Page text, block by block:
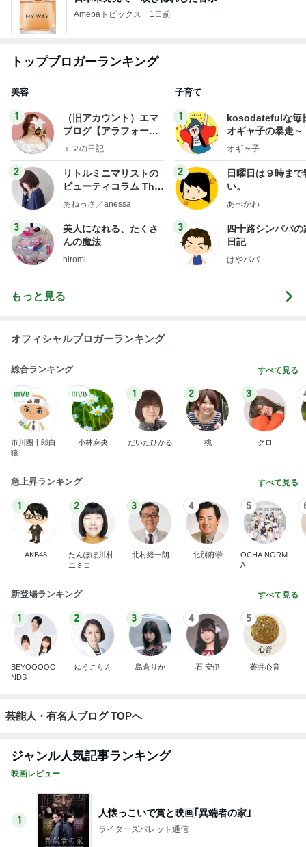
Amebaトピックス 1日前
トップブロガーランキング
美容
1
（旧アカウント）エマ
ブログ【アラフォー会
社売却セカンドライ
エマの日記
2
リトルミニマリストの
ビューティコラム The
little minimalist's bea
あねっさ／anessa
3
美人になれる、たくさ
んの魔法
hiromi
子育て
1
kosodatefulな毎
オギャ子の暴走～
オギャ子
2
日曜日は９時まで
い。
あべかわ
3
四十路シンパパの
日記
はやパパ
もっと見る
オフィシャルブロガーランキング
総合ランキング すべて見る
市川團十郎白
猿
小林麻央
1
だいたひかる
2
桃
3
クロ
急上昇ランキング すべて見る
1
AKB48
2
たんぽぽ川村
エミコ
3
北村総一朗
4
北別府学
5
OCHA NORM
A
新登場ランキング すべて見る
1
BEYOOOOO
NDS
2
ゆうこりん
3
島倉りか
4
石 安伊
5
蒼井心音
芸能人・有名人ブログ TOPへ
ジャンル人気記事ランキング
映画レビュー
1
人懐っこいで賞と映画｢異端者の家｣
ライターズパレット通信